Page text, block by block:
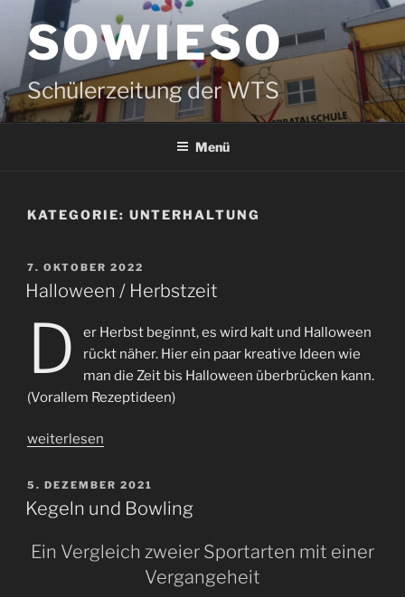
Inhalt
springenSOWIESO
Schülerzeitung der WTS
Menü
KATEGORIE: UNTERHALTUNG
VERÖFFENTLICHT
AM
7. OKTOBER 2022
Halloween / Herbstzeit
D
er Herbst beginnt, es wird kalt und Halloween
rückt näher. Hier ein paar kreative Ideen wie
man die Zeit bis Halloween überbrücken kann.
(Vorallem Rezeptideen)
„Halloween
Herbstzeit“
weiterlesen
VERÖFFENTLICHT
AM
5. DEZEMBER 2021
Kegeln und Bowling
Ein Vergleich zweier Sportarten mit einer
Vergangeheit